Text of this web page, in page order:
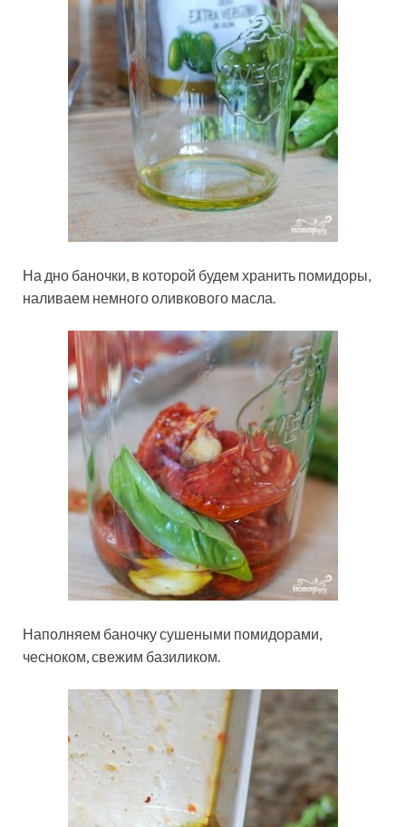
На дно баночки, в которой будем хранить помидоры,
наливаем немного оливкового масла.
Наполняем баночку сушеными помидорами,
чесноком, свежим базиликом.